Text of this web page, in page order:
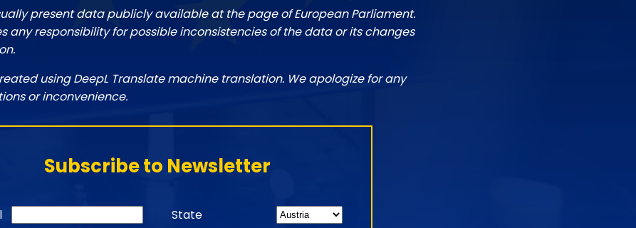
present data publicly available at the page of European Parliament.
any responsibility for possible inconsistencies of the data or its changes
using DeepL Translate machine translation. We apologize for any
or inconvenience.
Subscribe to Newsletter
State